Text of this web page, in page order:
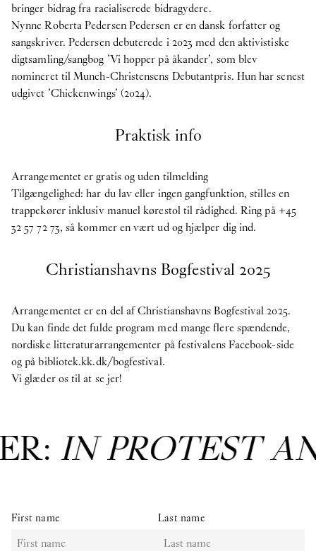
bringer bidrag fra racialiserede bidragydere.
Nynne Roberta Pedersen Pedersen er en dansk forfatter og
sangskriver. Pedersen debuterede i 2023 med den aktivistiske
digtsamling/sangbog ’Vi hopper på åkander’, som blev
nomineret til Munch-Christensens Debutantpris. Hun har senest
udgivet ’Chickenwings’ (2024).
Praktisk info
Arrangementet er gratis og uden tilmelding
Tilgængelighed: har du lav eller ingen gangfunktion, stilles en
trappekører inklusiv manuel kørestol til rådighed. Ring på +45
32 57 72 73, så kommer en vært ud og hjælper dig ind.
Christianshavns Bogfestival 2025
Arrangementet er en del af Christianshavns Bogfestival 2025.
Du kan finde det fulde program med mange flere spændende,
nordiske litteraturarrangementer på festivalens Facebook-side
og påbibliotek.kk.dk/bogfestival.
Vi glæder os til at se jer!
IN PROTEST
First name Last name